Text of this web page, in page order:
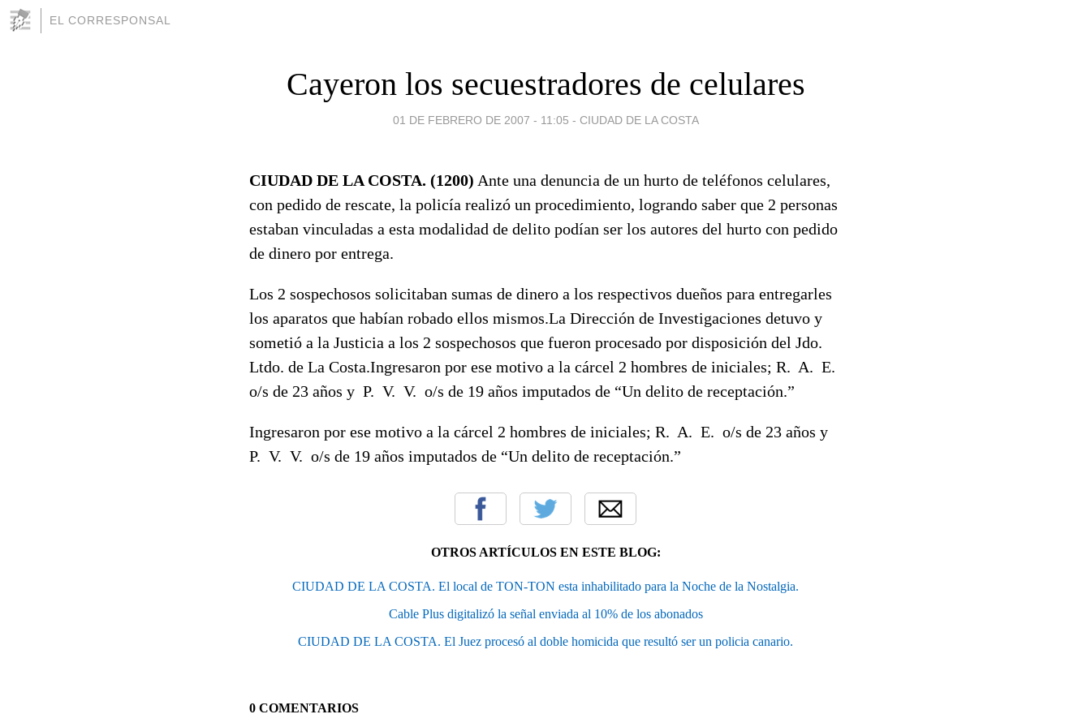
EL CORRESPONSAL
Cayeron los secuestradores de celulares
01 DE FEBRERO DE 2007 - 11:05 - CIUDAD DE LA COSTA
CIUDAD DE LA COSTA. (1200) Ante una denuncia de un hurto de teléfonos celulares,
con pedido de rescate, la policía realizó un procedimiento, logrando saber que 2 personas
estaban vinculadas a esta modalidad de delito podían ser los autores del hurto con pedido
de dinero por entrega.
Los 2 sospechosos solicitaban sumas de dinero a los respectivos dueños para entregarles
los aparatos que habían robado ellos mismos.La Dirección de Investigaciones detuvo y
sometió a la Justicia a los 2 sospechosos que fueron procesado por disposición del Jdo.
Ltdo. de La Costa.Ingresaron por ese motivo a la cárcel 2 hombres de iniciales; R. A. E.
o/s de 23 años y P. V. V. o/s de 19 años imputados de “Un delito de receptación.”
Ingresaron por ese motivo a la cárcel 2 hombres de iniciales; R. A. E. o/s de 23 años y
P. V. V. o/s de 19 años imputados de “Un delito de receptación.”
OTROS ARTÍCULOS EN ESTE BLOG:
CIUDAD DE LA COSTA. El local de TON-TON esta inhabilitado para la Noche de la Nostalgia.
Cable Plus digitalizó la señal enviada al 10% de los abonados
CIUDAD DE LA COSTA. El Juez procesó al doble homicida que resultó ser un policia canario.
0 COMENTARIOS